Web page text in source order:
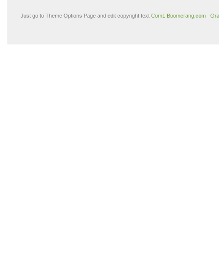
Just go to Theme Options Page and edit copyright text Com1 Boomerang.com |